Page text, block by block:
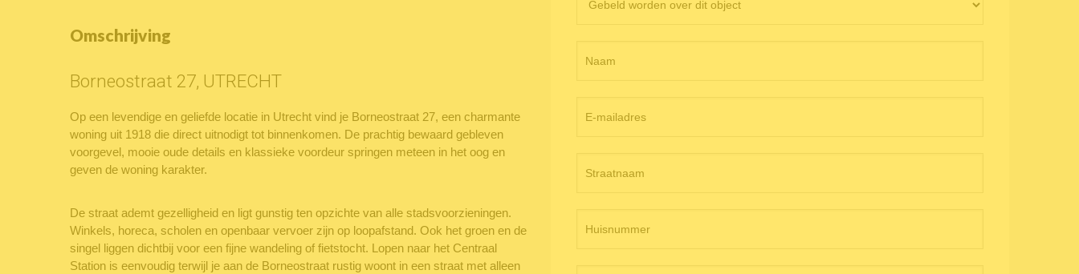
Omschrijving
Borneostraat 27, UTRECHT
Op een levendige en geliefde locatie in Utrecht vind je Borneostraat 27, een charmante
woning uit 1918 die direct uitnodigt tot binnenkomen. De prachtig bewaard gebleven
voorgevel, mooie oude details en klassieke voordeur springen meteen in het oog en
geven de woning karakter.
De straat ademt gezelligheid en ligt gunstig ten opzichte van alle stadsvoorzieningen.
Winkels, horeca, scholen en openbaar vervoer zijn op loopafstand. Ook het groen en de
singel liggen dichtbij voor een fijne wandeling of fietstocht. Lopen naar het Centraal
Station is eenvoudig terwijl je aan de Borneostraat rustig woont in een straat met alleen
objectpagina